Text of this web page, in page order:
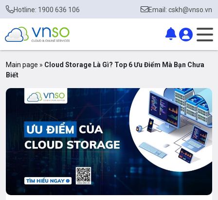
Hotline: 1900 636 106 Email: cskh@vnso.vn
Main page » Cloud Storage Là Gì? Top 6 Ưu Điểm Mà Bạn Chưa
Biết